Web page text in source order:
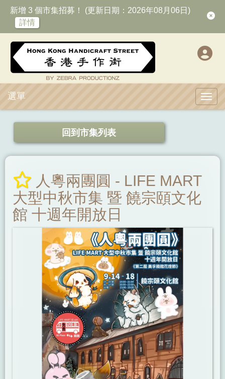
新增 3 個市集招募！ (更新日期：2026年08月06日)
詳情
選單
回到市集列表
人粵兩團圓 - LIFE MART
大型中秋市集 暨 饒宗頤文化
館 十週年開放日